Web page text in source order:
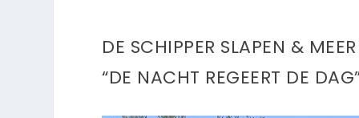
DE SCHIPPER SLAPEN & MEER
“DE NACHT REGEERT DE